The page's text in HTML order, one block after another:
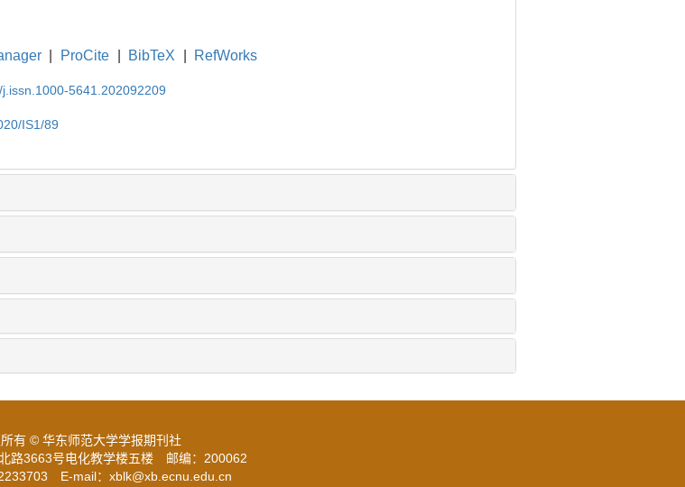
ProCite BibTeX RefWorks
5641.202092209
IS1/89
有 © 华东师范大学学报期刊社
路3663号电化教学楼五楼 邮编：200062
E-mail：xblk@xb.ecnu.edu.cn